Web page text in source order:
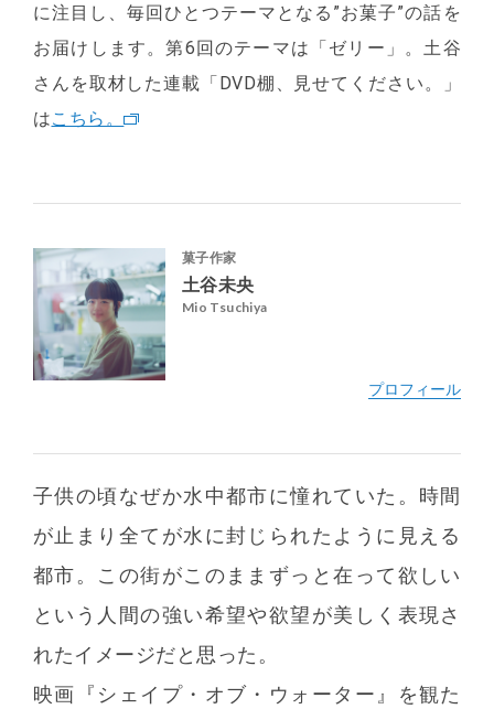
に注目し、毎回ひとつテーマとなる”お菓子”の話を
お届けします。第6回のテーマは「ゼリー」。土谷
さんを取材した連載「DVD棚、見せてください。」
はこちら。
菓子作家
土谷未央
Mio Tsuchiya
http://cineca.si
子供の頃なぜか水中都市に憧れていた。時間
が止まり全てが水に封じられたように見える
都市。この街がこのままずっと在って欲しい
という人間の強い希望や欲望が美しく表現さ
れたイメージだと思った。
映画『シェイプ・オブ・ウォーター』を観た